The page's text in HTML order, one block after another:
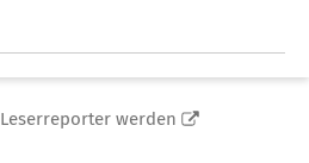
Leserreporter werden